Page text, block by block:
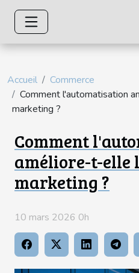
Accueil
Commerce
Comment l'automatisation
marketing ?
Comment
améliore-t-elle
marketing ?
10 mars 2026 0h